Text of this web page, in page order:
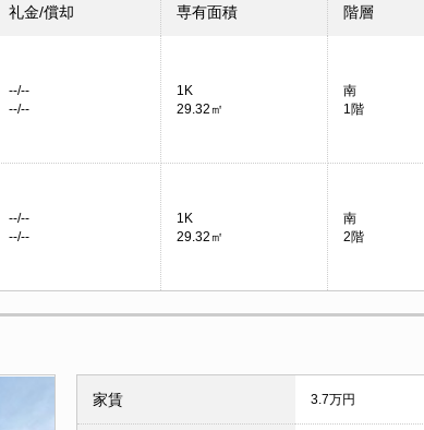
礼金/償却
専有面積
階層
--/--
--/--
1K
29.32㎡
南
1階
--/--
--/--
1K
29.32㎡
南
2階
家賃 3.7万円